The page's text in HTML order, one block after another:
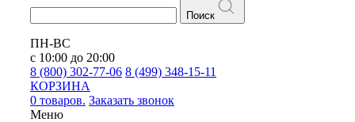
Поиск
ПН-ВС
с 10:00 до 20:00
8 (800) 302-77-06 8 (499) 348-15-11
КОРЗИНА
0 товаров. Заказать звонок
Меню